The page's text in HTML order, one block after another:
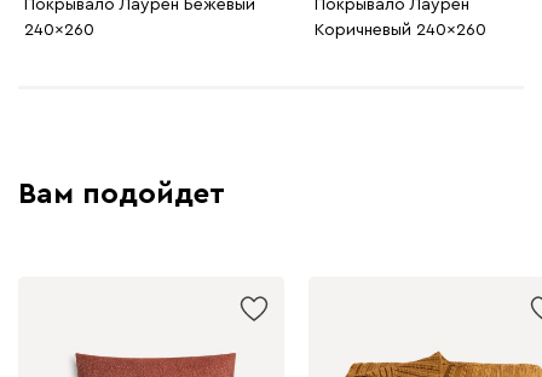
Покрывало Лаурен Бежевый
240x260
Покрывало Лаурен
Коричневый 240x260
Вам подойдет